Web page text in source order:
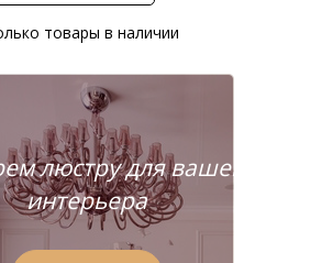
товары в наличии
люстру для вашего
интерьера